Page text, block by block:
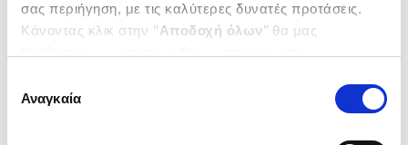
σας περιήγηση, με τις καλύτερες δυνατές προτάσεις.
Κάνοντας κλικ στην ‘’Αποδοχή όλων’’ θα μας
ενδιαφέρουν και να επιλέξετε από τα παρακάτω με την
΄΄και να ενημερωθείτε σχετικά με
συγκατάθεσης
Αναγκαία